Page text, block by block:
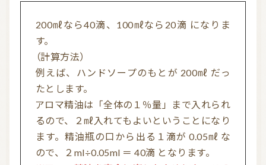
200㎖なら40滴、100㎖なら20滴 になりま
す。
（計算方法）
例えば、ハンドソープのもとが 200㎖ だっ
たとします。
アロマ精油は「全体の１％量」まで入れられ
るので、２㎖入れてもよいということになり
ます。精油瓶の口から出る１滴が 0.05㎖ な
ので、２ml÷0.05ml ＝ 40滴 となります。